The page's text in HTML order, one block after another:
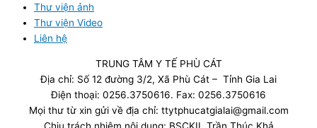
Thư viện ảnh
Thư viện Video
Liên hệ
TRUNG TÂM Y TẾ PHÙ CÁT
Địa chỉ: Số 12 đường 3/2, Xã Phù Cát – Tỉnh Gia Lai
Điện thoại: 0256.3750616. Fax: 0256.3750616
Mọi thư từ xin gửi về địa chỉ: ttytphucatgialai@gmail.com
Chịu trách nhiệm nội dung: BSCKII. Trần Thúc Khả